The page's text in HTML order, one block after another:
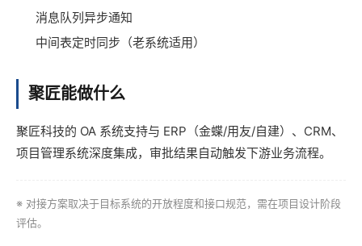
消息队列异步通知
中间表定时同步（老系统适用）
聚匠能做什么
聚匠科技的 OA 系统支持与 ERP（金蝶/用友/自建）、CRM、
项目管理系统深度集成，审批结果自动触发下游业务流程。
※ 对接方案取决于目标系统的开放程度和接口规范，需在项目设计阶段
评估。